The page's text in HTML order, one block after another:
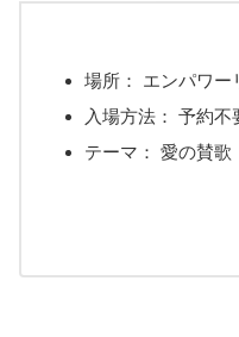
場所： エンパワー
入場方法： 予約不
テーマ： 愛の賛歌